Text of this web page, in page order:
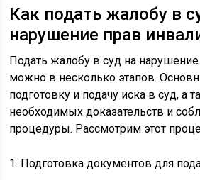
Как подать жалобу в
нарушение прав
Подать жалобу в суд на
можно в несколько этапов.
подготовку и подачу иска в суд, а
необходимых доказательств и
процедуры. Рассмотрим этот
1. Подготовка документов для